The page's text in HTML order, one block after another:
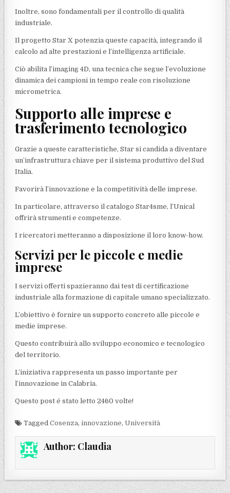
Inoltre, sono fondamentali per il controllo di qualità
industriale.
Il progetto Star X potenzia queste capacità, integrando il
calcolo ad alte prestazioni e l’intelligenza artificiale.
Ciò abilita l’imaging 4D, una tecnica che segue l’evoluzione
dinamica dei campioni in tempo reale con risoluzione
micrometrica.
Supporto alle imprese e
trasferimento tecnologico
Grazie a queste caratteristiche, Star si candida a diventare
un’infrastruttura chiave per il sistema produttivo del Sud
Italia.
Favorirà l’innovazione e la competitività delle imprese.
In particolare, attraverso il catalogo Star4sme, l’Unical
offrirà strumenti e competenze.
I ricercatori metteranno a disposizione il loro know-how.
Servizi per le piccole e medie
imprese
I servizi offerti spazieranno dai test di certificazione
industriale alla formazione di capitale umano specializzato.
L’obiettivo è fornire un supporto concreto alle piccole e
medie imprese.
Questo contribuirà allo sviluppo economico e tecnologico
del territorio.
L’iniziativa rappresenta un passo importante per
l’innovazione in Calabria.
Questo post é stato letto 2460 volte!
TaggedCosenza,innovazione,Università
Author: Claudia